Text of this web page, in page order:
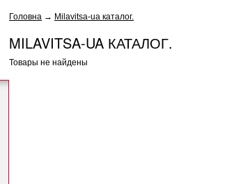
Головна → Milavitsa-ua каталог.
MILAVITSA-UA КАТАЛОГ.
Товары не найдены